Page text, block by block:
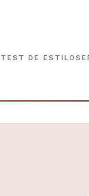
TEST DE ESTILO
Estudio de